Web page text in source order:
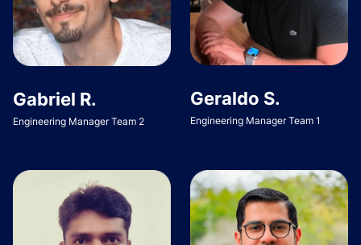
Gabriel R.
Engineering Manager Team 2
Geraldo S.
Engineering Manager Team 1